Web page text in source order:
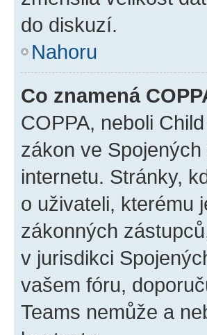
do diskuzí.
Nahoru
Co znamená
COPPA, neboli
zákon ve
internetu. Stránky,
o uživateli, kterému
zákonných
v jurisdikci
vašem fóru,
Teams nemůže a